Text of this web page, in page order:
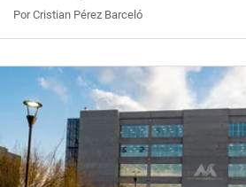
Por Cristian Pérez Barceló